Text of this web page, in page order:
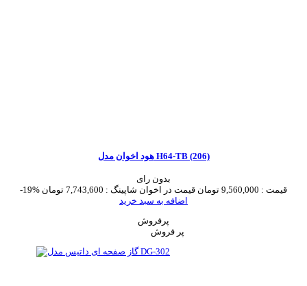
هود اخوان مدل H64-TB (206)
بدون رای
-19%
قیمت : 9,560,000 تومان قیمت در اخوان شاپینگ : 7,743,600 تومان
اضافه به سبد خرید
پرفروش